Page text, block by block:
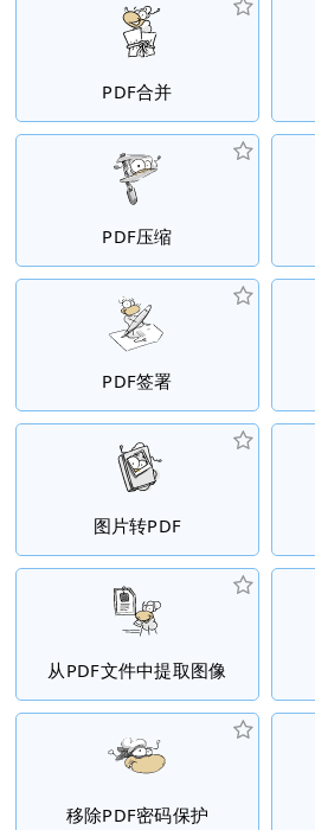
PDF合并
PDF压缩
PDF签署
图片转PDF
从PDF文件中提取图像
移除PDF密码保护